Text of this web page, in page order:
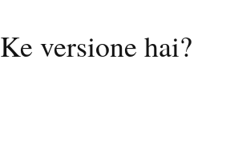
Ke versione hai?